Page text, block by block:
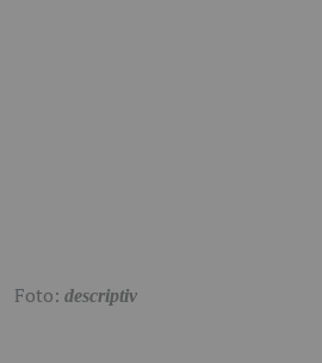
Foto: descriptiv